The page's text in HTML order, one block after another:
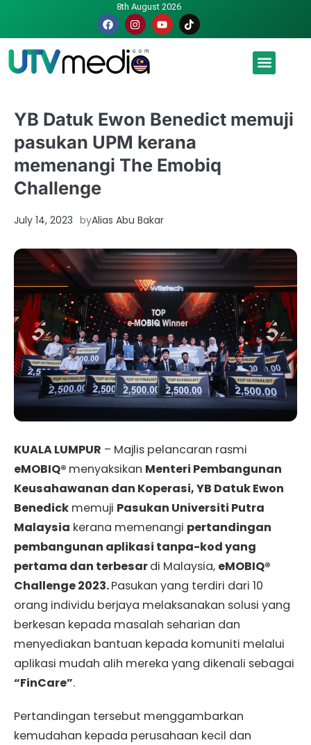
8th August 2026
YB Datuk Ewon Benedict memuji
pasukan UPM kerana
memenangi The Emobiq
Challenge
July 14, 2023 byAlias Abu Bakar
KUALA LUMPUR – Majlis pelancaran rasmi
eMOBIQ® menyaksikan Menteri Pembangunan
Keusahawanan dan Koperasi, YB Datuk Ewon
Benedick memuji Pasukan Universiti Putra
Malaysia kerana memenangi pertandingan
pembangunan aplikasi tanpa-kod yang
pertama dan terbesardi Malaysia, eMOBIQ®
Challenge 2023.Pasukan yang terdiri dari 10
orang individu berjaya melaksanakan solusi yang
berkesan kepada masalah seharian dan
menyediakan bantuan kepada komuniti melalui
aplikasi mudah alih mereka yang dikenali sebagai
“FinCare”.
Pertandingan tersebut menggambarkan
kemudahan kepada perusahaan kecil dan